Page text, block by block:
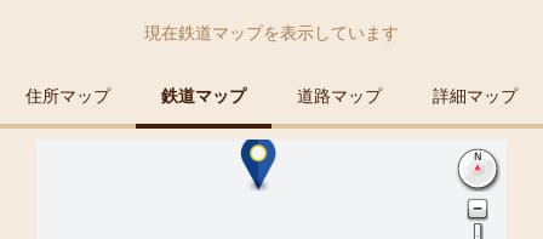
現在鉄道マップを表示しています
住所マップ 鉄道マップ 道路マップ 詳細マップ